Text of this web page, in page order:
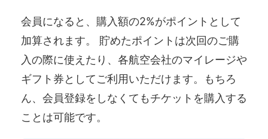
会員になると、購入額の2%がポイントとして
加算されます。 貯めたポイントは次回のご購
入の際に使えたり、各航空会社のマイレージや
ギフト券としてご利用いただけます。もちろ
ん、会員登録をしなくてもチケットを購入する
ことは可能です。